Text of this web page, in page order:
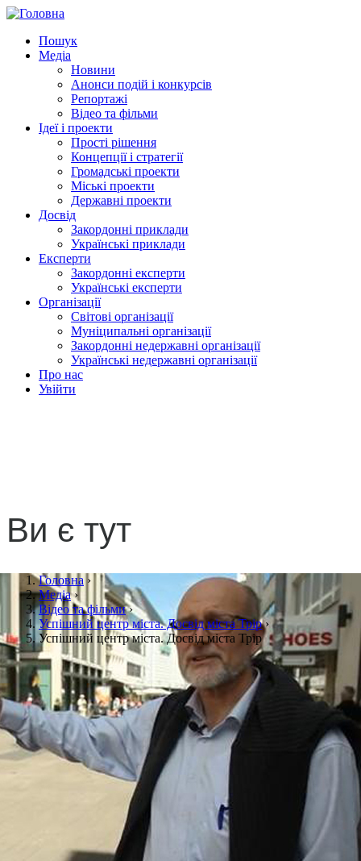
Пошук
Медіа
Новини
Анонси подій і конкурсів
Репортажі
Відео та фільми
Ідеї і проекти
Прості рішення
Концепції і стратегії
Громадські проекти
Міські проекти
Державні проекти
Досвід
Закордонні приклади
Українські приклади
Експерти
Закордонні експерти
Українські експерти
Організації
Світові організації
Муніципальні організації
Закордонні недержавні організації
Українські недержавні організації
Про нас
Увійти
Ви є тут
Головна ›
Медіа›
Відео та фільми›
Успішний центр міста. Досвід міста Трір›
Успішний центр міста. Досвід міста Трір